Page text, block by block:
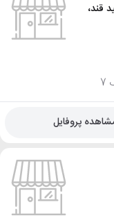
قند،
پروفایل